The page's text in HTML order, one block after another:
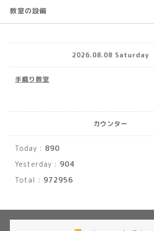
教室の設備
2026.08.08 Saturday
手織り教室
カウンター
Today : 890
Yesterday : 904
Total : 972956